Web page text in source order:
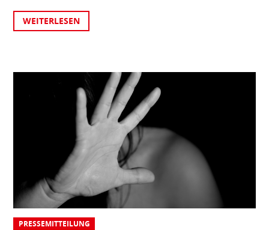
WEITERLESEN
PRESSEMITTEILUNG